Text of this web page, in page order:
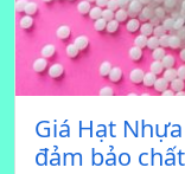
Giá Hạt
đảm bảo